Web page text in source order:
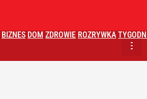
BIZNES DOM ZDROWIE ROZRYWKA